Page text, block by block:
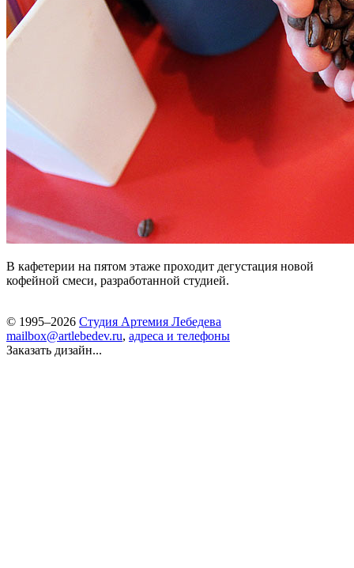
В кафетерии на пятом этаже проходит дегустация новой
кофейной смеси, разработанной студией.
© 1995–2026 Студия Артемия Лебедева
mailbox@artlebedev.ru, адреса и телефоны
Заказать дизайн...